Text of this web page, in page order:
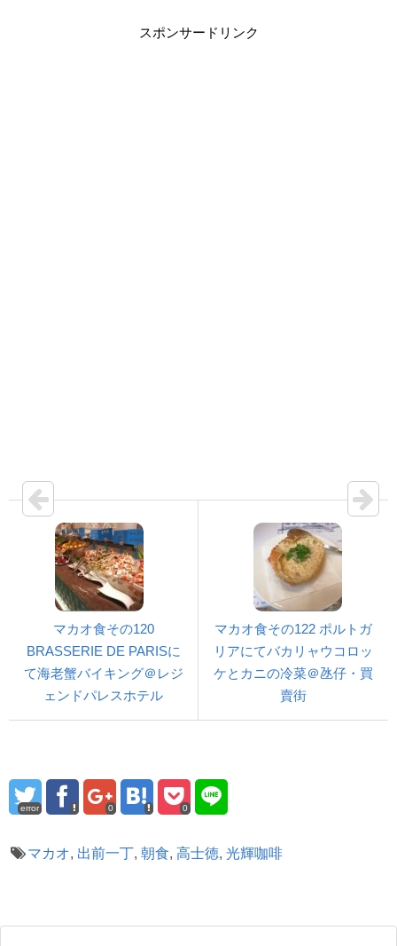
スポンサードリンク
マカオ食その120
BRASSERIE DE PARISに
て海老蟹バイキング＠レジ
ェンドパレスホテル
マカオ食その122 ポルトガ
リアにてバカリャウコロッ
ケとカニの冷菜＠氹仔・買
賣街
error 0 0
マカオ, 出前一丁, 朝食, 高士徳, 光輝咖啡